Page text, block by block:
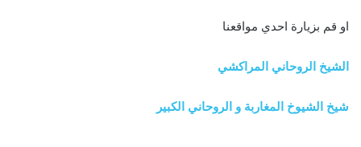
او قم بزيارة احدي مواقعنا
الشيخ الروحاني المراكشي
شيخ الشيوخ المغاربة و الروحاني الكبير